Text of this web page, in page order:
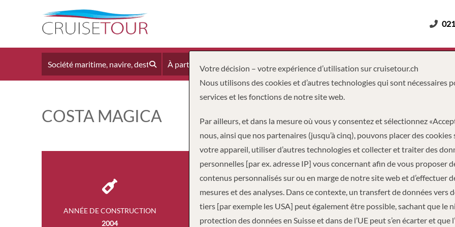
À partir du Adultes Enfants Durée
COSTA MAGICA
ANNÉE DE CONSTRUCTION
2004
EQUIPAGE
1,027
TONNAGE
102,587
Votre décision – votre expérience d’utilisation sur cruisetour.ch
Nous utilisons des cookies et d’autres technologies qui sont nécessaires
services et les fonctions de notre site web.
Par ailleurs, et dans la mesure où vous y consentez et sélectionnez
nous, ainsi que nos partenaires (jusqu’à cinq), pouvons placer des cookies
votre appareil, utiliser d’autres technologies et collecter et traiter des
personnelles [par ex. adresse IP] vous concernant afin de vous proposer
contenus personnalisés sur ou en marge de notre site web et d’effectuer
mesures et des analyses. Dans ce contexte, un transfert de données vers
tiers [par exemple les USA] peut également être possible, sachant que le
protection des données en Suisse et dans de l’UE peut s’en écarter et que